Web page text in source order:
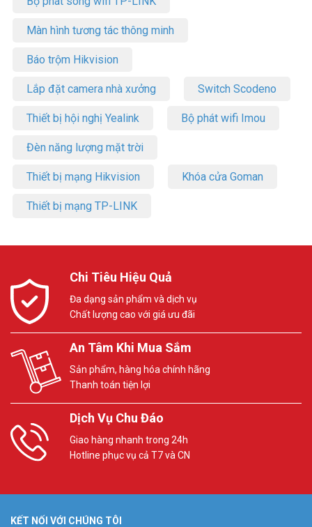
Màn hình tương tác thông minh
Báo trộm Hikvision
Lắp đặt camera nhà xưởng Switch Scodeno
Thiết bị hội nghị Yealink Bộ phát wifi Imou
Đèn năng lượng mặt trời
Thiết bị mạng Hikvision Khóa cửa Goman
Thiết bị mạng TP-LINK
Chi Tiêu Hiệu Quả
Đa dạng sản phẩm và dịch vụ
Chất lượng cao với giá ưu đãi
An Tâm Khi Mua Sắm
Sản phẩm, hàng hóa chính hãng
Thanh toán tiện lợi
Dịch Vụ Chu Đáo
Giao hàng nhanh trong 24h
Hotline phục vụ cả T7 và CN
KẾT NỐI VỚI CHÚNG TÔI